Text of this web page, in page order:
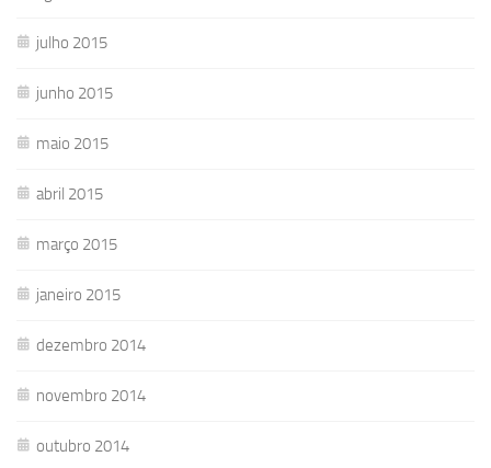
julho 2015
junho 2015
maio 2015
abril 2015
março 2015
janeiro 2015
dezembro 2014
novembro 2014
outubro 2014